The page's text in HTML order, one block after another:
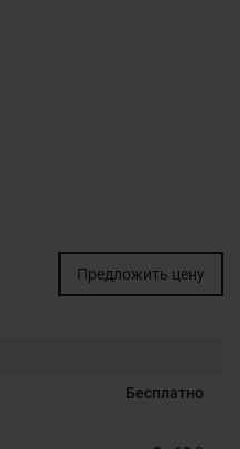
Предложить цену
Бесплатно